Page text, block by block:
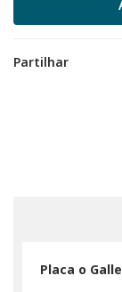
Partilhar
Placa o